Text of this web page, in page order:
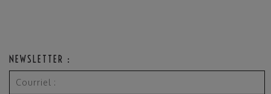
NEWSLETTER :